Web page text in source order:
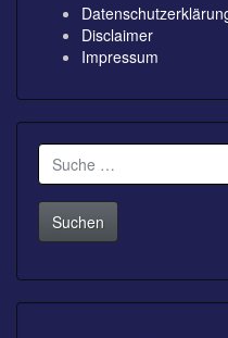
Disclaimer
Impressum
Suche
nach: